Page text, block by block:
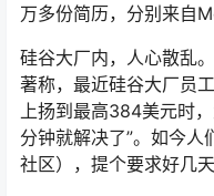
万多份简历，分别来自
硅谷大厂内，人心散乱
著称，最近硅谷大厂员
上扬到最高384美元时
分钟就解决了”。如今人
社区），提个要求好几天